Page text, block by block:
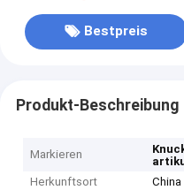
Bestpreis
Produkt-Beschreibung
Markieren
Herkunftsort
China